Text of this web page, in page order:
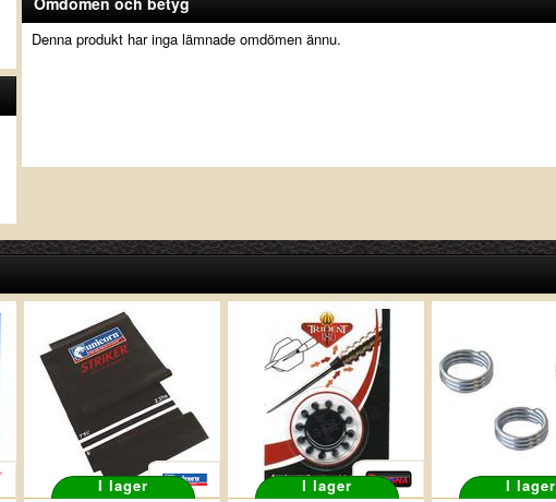
Denna produkt har inga lämnade omdömen ännu.
I lager I lager I lager